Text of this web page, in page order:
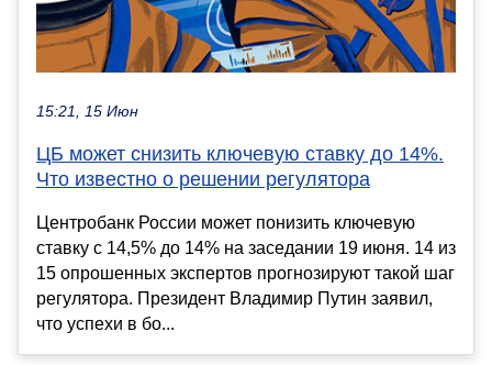
15:21, 15 Июн
ЦБ может снизить ключевую ставку до 14%.
Что известно о решении регулятора
Центробанк России может понизить ключевую
ставку с 14,5% до 14% на заседании 19 июня. 14 из
15 опрошенных экспертов прогнозируют такой шаг
регулятора. Президент Владимир Путин заявил,
что успехи в бо...